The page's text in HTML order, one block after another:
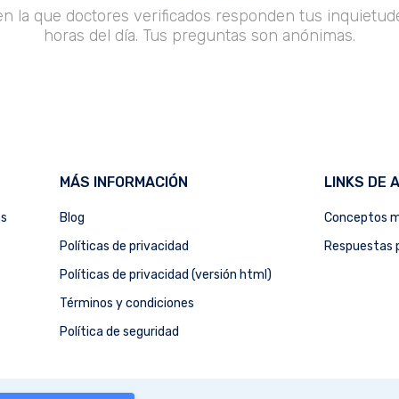
la que doctores verificados responden tus
horas del día. Tus preguntas son anónimas.
MÁS INFORMACIÓN
Blog
Políticas de privacidad
Políticas de privacidad (versión html)
Términos y condiciones
Política de seguridad
LINKS DE
Conceptos
Respuestas